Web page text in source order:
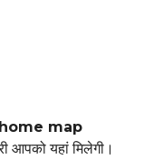
map
आपको यहां मिलेगी।